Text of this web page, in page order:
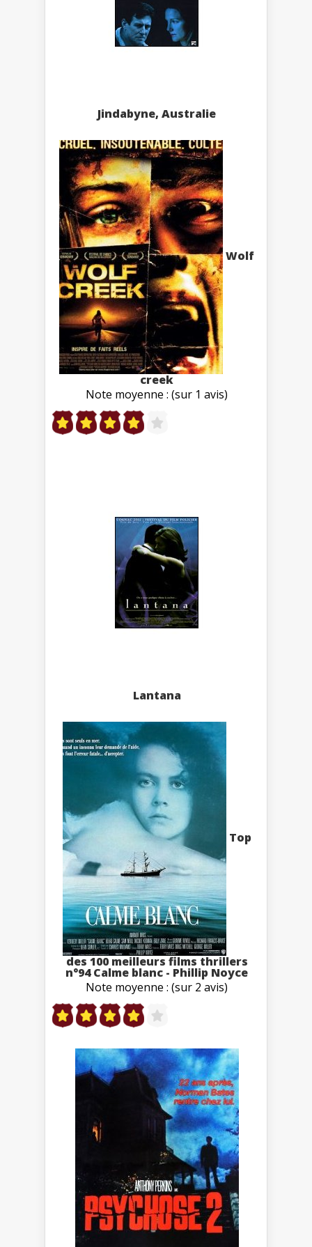
Jindabyne, Australie
Wolf
creek
Note moyenne : (sur 1 avis)
Lantana
Top
des 100 meilleurs films thrillers
n°94 Calme blanc - Phillip Noyce
Note moyenne : (sur 2 avis)